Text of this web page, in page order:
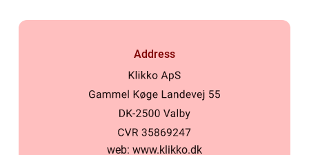
Address
web: www.klikko.dk